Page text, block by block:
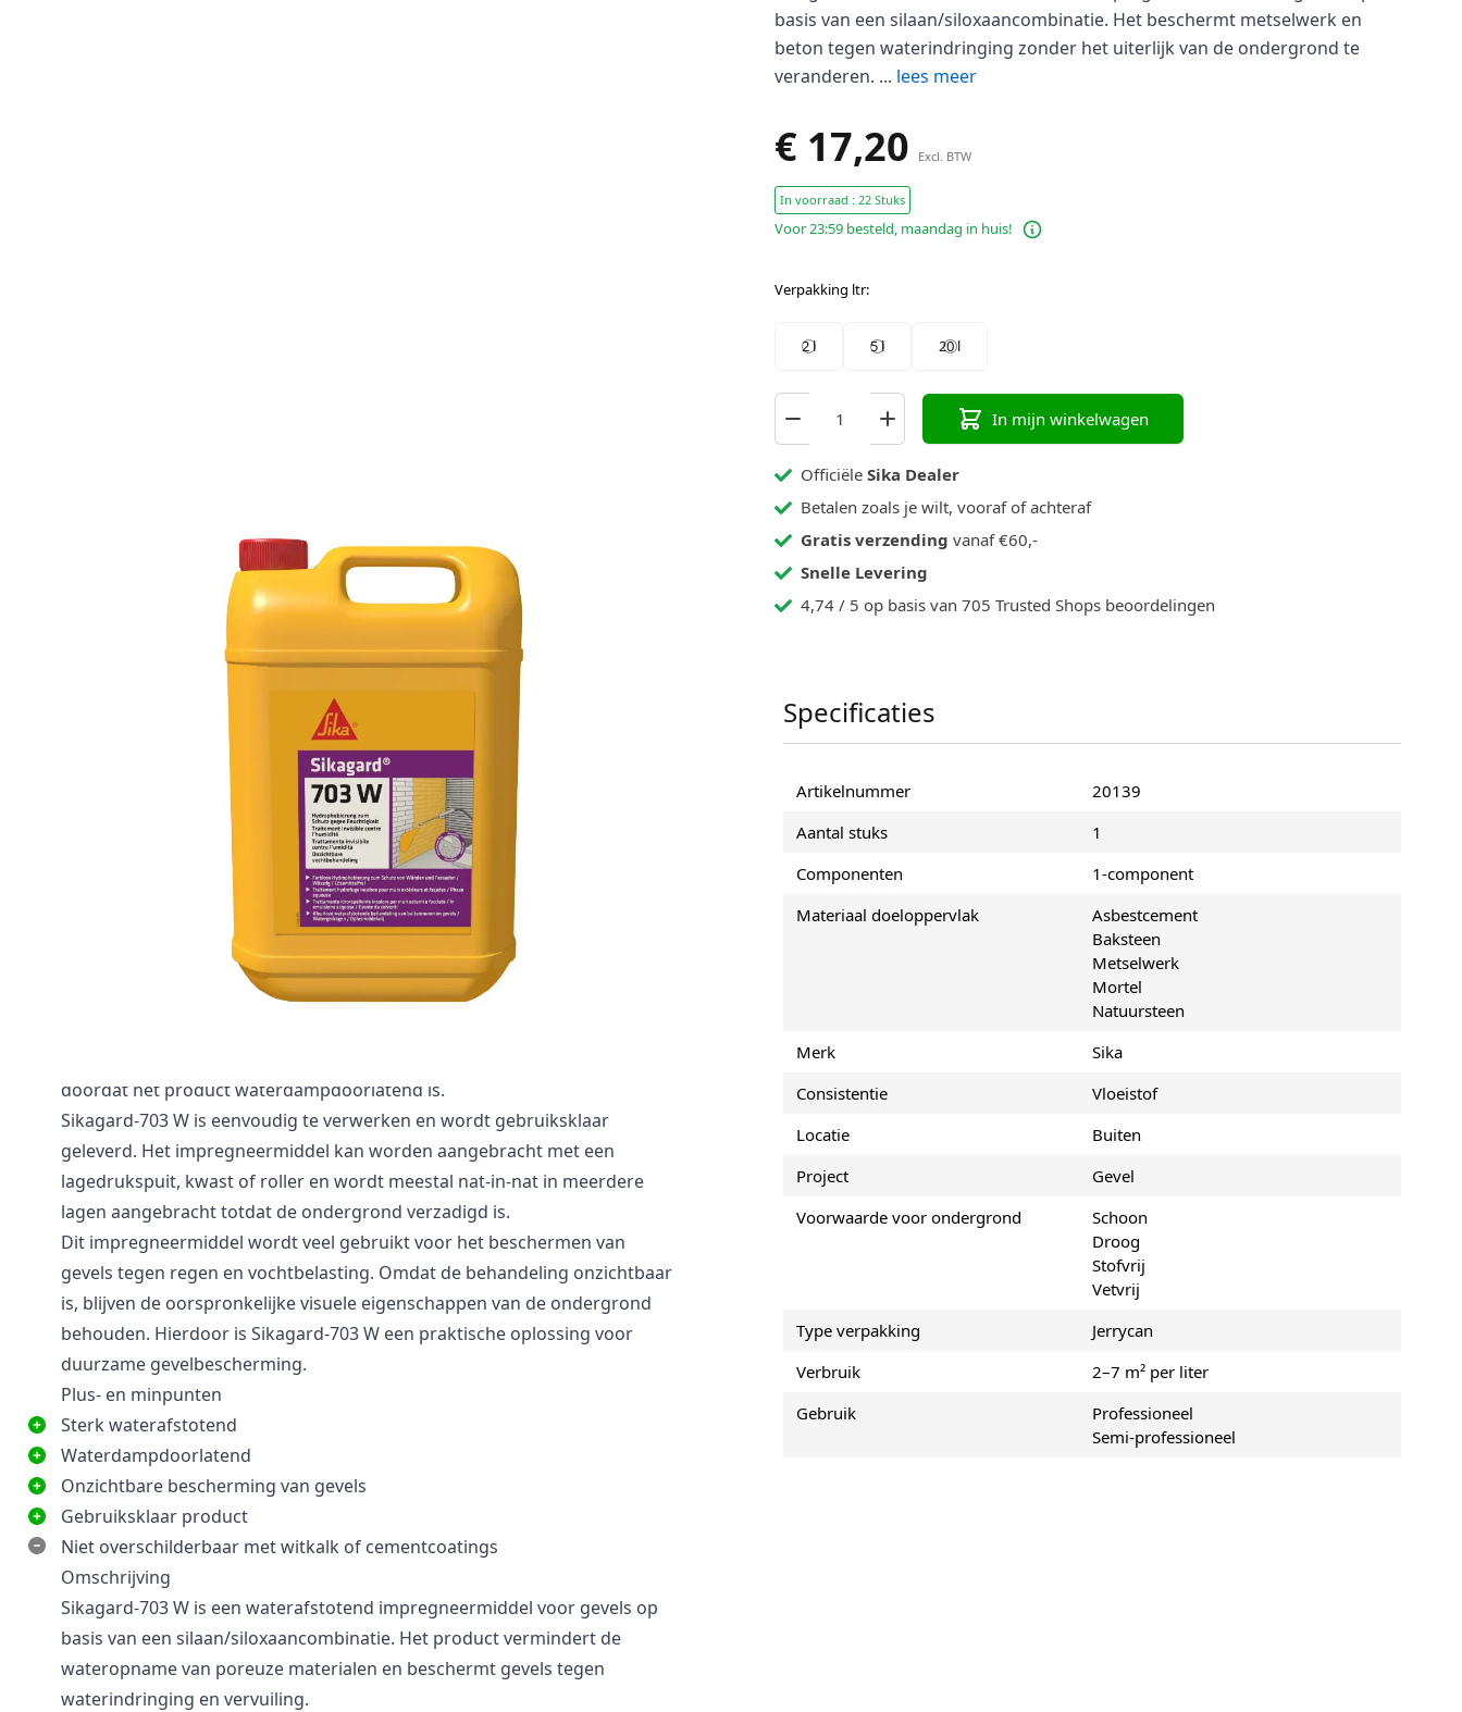
Rollers en kwasten
Voegen verwijderen
basis van een silaan/siloxaancombinatie. Het beschermt metselwerk en
beton tegen waterindringing zonder het uiterlijk van de ondergrond te
veranderen. ... lees meer
€ 17,20 Excl. BTW
In voorraad : 22 Stuks
Voor 23:59 besteld, maandag in huis!
Verpakking ltr:
2 l 5 l 20 l
In mijn winkelwagen
Officiële Sika Dealer
Betalen zoals je wilt, vooraf of achteraf
Gratis verzending vanaf €60,-
Snelle Levering
4,74 / 5 op basis van 705 Trusted Shops beoordelingen
Sikagard-703 W is een gebruiksklaar impregneermiddel voor gevels dat
bescherming biedt tegen waterindringing. Het product is gebaseerd op
een silaan/siloxaancombinatie en zorgt voor een sterk waterafstotend
oppervlak zonder de uitstraling van het materiaal te veranderen. Na
behandeling blijft de ondergrond vrijwel onzichtbaar beschermd terwijl de
waterdampdoorlatendheid behouden blijft.
Door de hydrofoberende werking vermindert Sikagard-703 W de opname
van water in poreuze materialen zoals beton, mortel en metselwerk.
doordat het product waterdampdoorlatend is.
Sikagard-703 W is eenvoudig te verwerken en wordt gebruiksklaar
geleverd. Het impregneermiddel kan worden aangebracht met een
lagedrukspuit, kwast of roller en wordt meestal nat-in-nat in meerdere
lagen aangebracht totdat de ondergrond verzadigd is.
Dit impregneermiddel wordt veel gebruikt voor het beschermen van
gevels tegen regen en vochtbelasting. Omdat de behandeling onzichtbaar
is, blijven de oorspronkelijke visuele eigenschappen van de ondergrond
behouden. Hierdoor is Sikagard-703 W een praktische oplossing voor
duurzame gevelbescherming.
Plus- en minpunten
Sterk waterafstotend
Waterdampdoorlatend
Onzichtbare bescherming van gevels
Gebruiksklaar product
Niet overschilderbaar met witkalk of cementcoatings
Omschrijving
Sikagard-703 W is een waterafstotend impregneermiddel voor gevels op
basis van een silaan/siloxaancombinatie. Het product vermindert de
wateropname van poreuze materialen en beschermt gevels tegen
waterindringing en vervuiling.
Specificaties
Artikelnummer
20139
Aantal stuks
1
Componenten
1-component
Materiaal doeloppervlak
Asbestcement
Baksteen
Metselwerk
Mortel
Natuursteen
Merk
Sika
Consistentie
Vloeistof
Locatie
Buiten
Project
Gevel
Voorwaarde voor ondergrond
Schoon
Droog
Stofvrij
Vetvrij
Type verpakking
Jerrycan
Verbruik
2–7 m² per liter
Gebruik
Professioneel
Semi-professioneel